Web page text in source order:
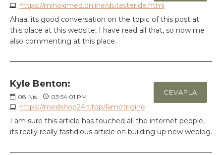
https://minoximed.online/dutasteride.html
Ahaa, its good conversation on the topic of this post at
this place at this website, I have read all that, so now me
also commenting at this place.
Kyle Benton:
08 Nis 03:54:01 PM
https://medshop24h.top/lamotrigine
CEVAPLA
I am sure this article has touched all the internet people,
its really really fastidious article on building up new weblog.